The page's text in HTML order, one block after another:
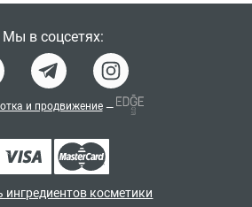
ингредиентов косметики
Мы в соцсетях:
и продвижение —